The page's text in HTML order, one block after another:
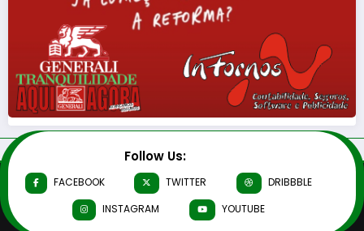
Follow Us:
FACEBOOK TWITTER
DRIBBBLE
INSTAGRAM
YOUTUBE